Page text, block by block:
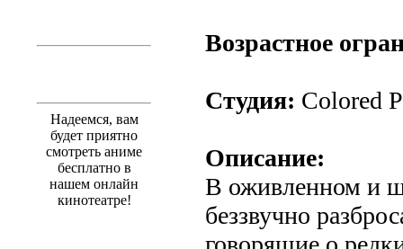
Надеемся, вам
будет приятно
смотреть аниме
бесплатно в
нашем онлайн
кинотеатре!
Возрастное
Студия: Colored
Описание:
В оживленном и
беззвучно